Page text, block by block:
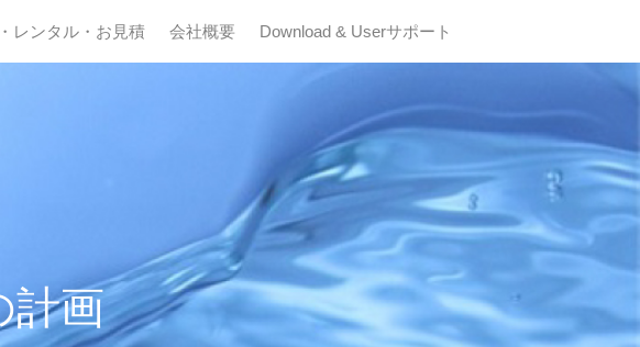
レンタル・お見積 会社概要 Download & Userサポート
計画